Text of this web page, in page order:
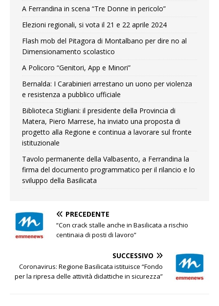
A Ferrandina in scena “Tre Donne in pericolo”
Elezioni regionali, si vota il 21 e 22 aprile 2024
Flash mob del Pitagora di Montalbano per dire no al
Dimensionamento scolastico
A Policoro “Genitori, App e Minori”
Bernalda: I Carabinieri arrestano un uono per violenza
e resistenza a pubblico ufficiale
Biblioteca Stigliani: il presidente della Provincia di
Matera, Piero Marrese, ha inviato una proposta di
progetto alla Regione e continua a lavorare sul fronte
istituzionale
Tavolo permanente della Valbasento, a Ferrandina la
firma del documento programmatico per il rilancio e lo
sviluppo della Basilicata
PRECEDENTE
“Con crack stalle anche in Basilicata a rischio
centinaia di posti di lavoro”
SUCCESSIVO
Coronavirus: Regione Basilicata istituisce “Fondo
per la ripresa delle attività didattiche in sicurezza”